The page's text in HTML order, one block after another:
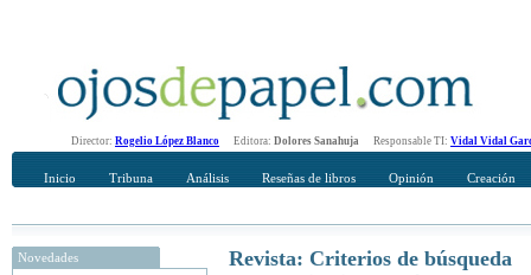
Director: Rogelio López Blanco Editora: Dolores Sanahuja Responsable TI: Vidal Vidal
Inicio Tribuna Análisis Reseñas de libros Opinión Creación
Novedades
Revista: Criterios de búsqueda